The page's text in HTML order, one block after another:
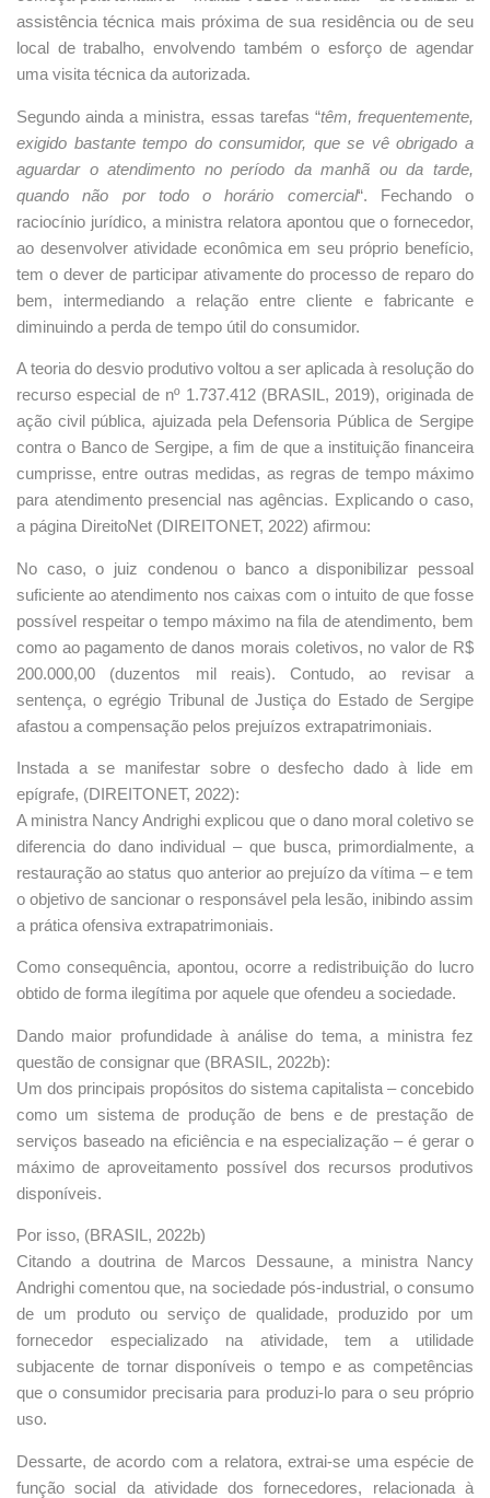
assistência técnica mais próxima de sua residência ou de seu
local de trabalho, envolvendo também o esforço de agendar
uma visita técnica da autorizada.
Segundo ainda a ministra, essas tarefas “têm, frequentemente,
exigido bastante tempo do consumidor, que se vê obrigado a
aguardar o atendimento no período da manhã ou da tarde,
quando não por todo o horário comercial“. Fechando o
raciocínio jurídico, a ministra relatora apontou que o fornecedor,
ao desenvolver atividade econômica em seu próprio benefício,
tem o dever de participar ativamente do processo de reparo do
bem, intermediando a relação entre cliente e fabricante e
diminuindo a perda de tempo útil do consumidor.
A teoria do desvio produtivo voltou a ser aplicada à resolução do
recurso especial de nº 1.737.412 (BRASIL, 2019), originada de
ação civil pública, ajuizada pela Defensoria Pública de Sergipe
contra o Banco de Sergipe, a fim de que a instituição financeira
cumprisse, entre outras medidas, as regras de tempo máximo
para atendimento presencial nas agências. Explicando o caso,
a página DireitoNet (DIREITONET, 2022) afirmou:
No caso, o juiz condenou o banco a disponibilizar pessoal
suficiente ao atendimento nos caixas com o intuito de que fosse
possível respeitar o tempo máximo na fila de atendimento, bem
como ao pagamento de danos morais coletivos, no valor de R$
200.000,00 (duzentos mil reais). Contudo, ao revisar a
sentença, o egrégio Tribunal de Justiça do Estado de Sergipe
afastou a compensação pelos prejuízos extrapatrimoniais.
Instada a se manifestar sobre o desfecho dado à lide em
epígrafe, (DIREITONET, 2022):
A ministra Nancy Andrighi explicou que o dano moral coletivo se
diferencia do dano individual – que busca, primordialmente, a
restauração ao status quo anterior ao prejuízo da vítima – e tem
o objetivo de sancionar o responsável pela lesão, inibindo assim
a prática ofensiva extrapatrimoniais.
Como consequência, apontou, ocorre a redistribuição do lucro
obtido de forma ilegítima por aquele que ofendeu a sociedade.
Dando maior profundidade à análise do tema, a ministra fez
questão de consignar que (BRASIL, 2022b):
Um dos principais propósitos do sistema capitalista – concebido
como um sistema de produção de bens e de prestação de
serviços baseado na eficiência e na especialização – é gerar o
máximo de aproveitamento possível dos recursos produtivos
disponíveis.
Por isso, (BRASIL, 2022b)
Citando a doutrina de Marcos Dessaune, a ministra Nancy
Andrighi comentou que, na sociedade pós-industrial, o consumo
de um produto ou serviço de qualidade, produzido por um
fornecedor especializado na atividade, tem a utilidade
subjacente de tornar disponíveis o tempo e as competências
que o consumidor precisaria para produzi-lo para o seu próprio
uso.
Dessarte, de acordo com a relatora, extrai-se uma espécie de
função social da atividade dos fornecedores, relacionada à